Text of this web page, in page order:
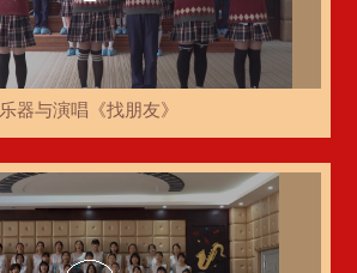
乐器与演唱《找朋友》